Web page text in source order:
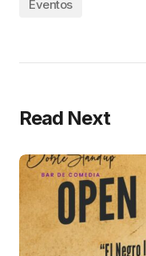
Eventos
Read Next